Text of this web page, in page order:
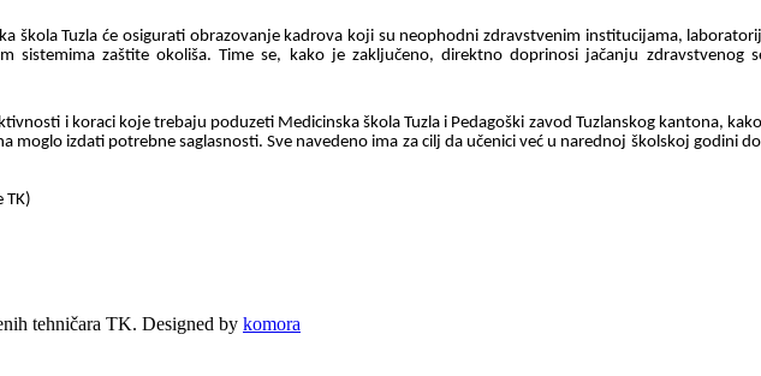
škola Tuzla će osigurati obrazovanje kadrova koji su neophodni zdravstvenim institucijama,
sistemima zaštite okoliša. Time se, kako je zaključeno, direktno doprinosi jačanju zdravstvenog
i koraci koje trebaju poduzeti Medicinska škola Tuzla i Pedagoški zavod Tuzlanskog kantona,
moglo izdati potrebne saglasnosti. Sve navedeno ima za cilj da učenici već u narednoj školskoj godini
TK)
tehničara TK. Designed by komora